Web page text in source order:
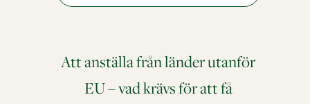
Att anställa från länder utanför
EU – vad krävs för att få